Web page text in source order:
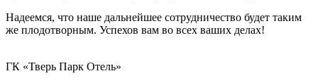
Надеемся, что наше дальнейшее сотрудничество будет таким
же плодотворным. Успехов вам во всех ваших делах!
ГК «Тверь Парк Отель»